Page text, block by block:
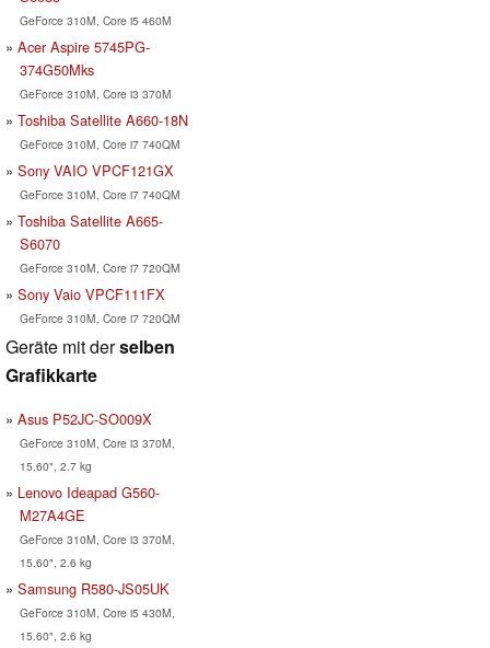
GeForce 310M, Core i5 460M
Acer Aspire 5745PG-
374G50Mks
GeForce 310M, Core i3 370M
Toshiba Satellite A660-18N
GeForce 310M, Core i7 740QM
Sony VAIO VPCF121GX
GeForce 310M, Core i7 740QM
Toshiba Satellite A665-
S6070
GeForce 310M, Core i7 720QM
Sony Vaio VPCF111FX
GeForce 310M, Core i7 720QM
Geräte mit derselben
Grafikkarte
Asus P52JC-SO009X
GeForce 310M, Core i3 370M,
15.60", 2.7 kg
Lenovo Ideapad G560-
M27A4GE
GeForce 310M, Core i3 370M,
15.60", 2.6 kg
Samsung R580-JS05UK
GeForce 310M, Core i5 430M,
15.60", 2.6 kg